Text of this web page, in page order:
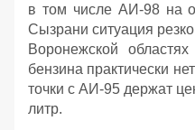
в том числе АИ‑98 на
Сызрани ситуация
Воронежской
бензина практически
точки с АИ‑95 держат
литр.